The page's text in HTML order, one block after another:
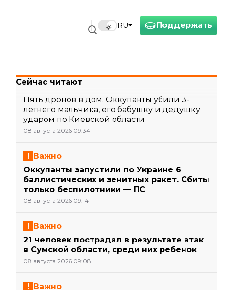
Поддержать
RU
Сейчас читают
Пять дронов в дом. Оккупанты убили 3-
летнего мальчика, его бабушку и дедушку
ударом по Киевской области
08 августа 2026 09:34
Важно
Оккупанты запустили по Украине 6
баллистических и зенитных ракет. Сбиты
только беспилотники — ПС
08 августа 2026 09:14
Важно
21 человек пострадал в результате атак
в Сумской области, среди них ребенок
08 августа 2026 09:08
Важно